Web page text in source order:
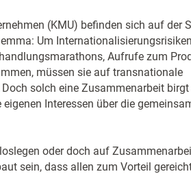
(KMU) befinden sich auf der
Um
Aufrufe zum
müssen sie auf transnationale
solch eine Zusammenarbeit
Interessen über die
oder doch auf
sein, dass allen zum Vorteil